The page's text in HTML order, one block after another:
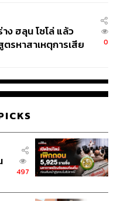
ง ฮลุน โซโล่ แล้ว
รหาสาเหตุการเสีย
0
497